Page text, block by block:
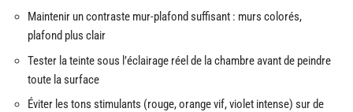
Maintenir un contraste mur-plafond suffisant : murs colorés,
plafond plus clair
Tester la teinte sous l’éclairage réel de la chambre avant de peindre
toute la surface
Éviter les tons stimulants (rouge, orange vif, violet intense) sur de